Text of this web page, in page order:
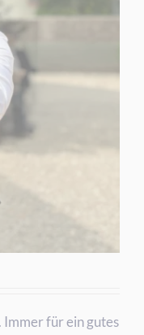
Immer für ein gutes